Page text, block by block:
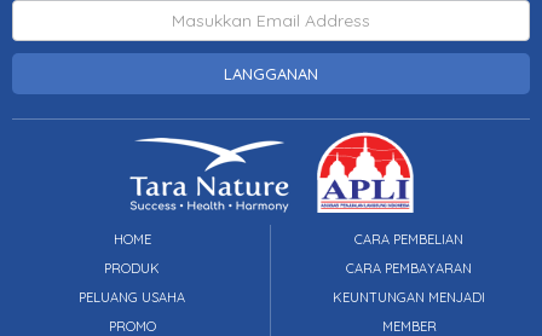
LANGGANAN
HOME
PRODUK
PELUANG USAHA
PROMO
CARA PEMBELIAN
CARA PEMBAYARAN
KEUNTUNGAN MENJADI
MEMBER